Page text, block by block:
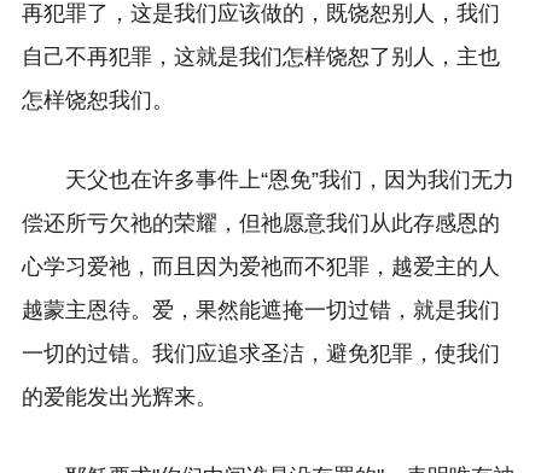
再犯罪了，这是我们应该做的，既饶恕别人，我们
自己不再犯罪，这就是我们怎样饶恕了别人，主也
怎样饶恕我们。
天父也在许多事件上“恩免”我们，因为我们无力
偿还所亏欠祂的荣耀，但祂愿意我们从此存感恩的
心学习爱祂，而且因为爱祂而不犯罪，越爱主的人
越蒙主恩待。爱，果然能遮掩一切过错，就是我们
一切的过错。我们应追求圣洁，避免犯罪，使我们
的爱能发出光辉来。